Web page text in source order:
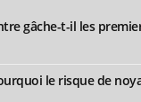
gâche-t-il les
le risque de